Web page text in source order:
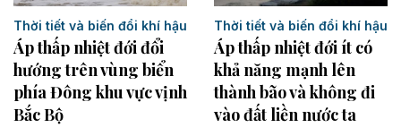
Thời tiết và biến đổi khí hậu
Áp thấp nhiệt đới đổi
hướng trên vùng biển
phía Đông khu vực vịnh
Bắc Bộ
Thời tiết và biến đổi khí hậu
Áp thấp nhiệt đới ít có
khả năng mạnh lên
thành bão và không đi
vào đất liền nước ta